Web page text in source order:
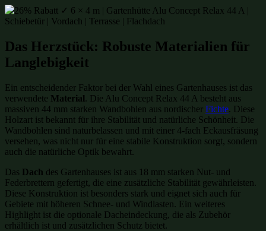
Das Herzstück: Robuste Materialien für
Langlebigkeit
Ein entscheidender Faktor bei der Wahl eines Gartenhauses ist das
verwendete Material. Die Alu Concept Relax 44 A besteht aus
massiven 44 mm starken Wandbohlen aus nordischer Fichte. Diese
Holzart ist bekannt für ihre Stabilität und natürliche Schönheit. Die
Wandbohlen sind naturbelassen und mit einer 4-fach Eckausfräsung
versehen, was nicht nur für eine stabile Konstruktion sorgt, sondern
auch die natürliche Optik bewahrt.
Das Dach des Gartenhauses ist aus 18 mm starken Nut- und
Federbrettern gefertigt, die eine zusätzliche Stabilität gewährleisten.
Diese Konstruktion ist besonders stark und eignet sich auch für
Gebiete mit höheren Schnee- und Windlasten. Ein weiteres
Highlight ist die optionale Dacheindeckung, die als Zubehör
erhältlich ist und zusätzlichen Schutz bietet.